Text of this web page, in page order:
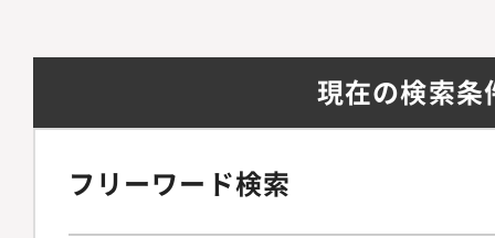
現在の検索条
フリーワード検索